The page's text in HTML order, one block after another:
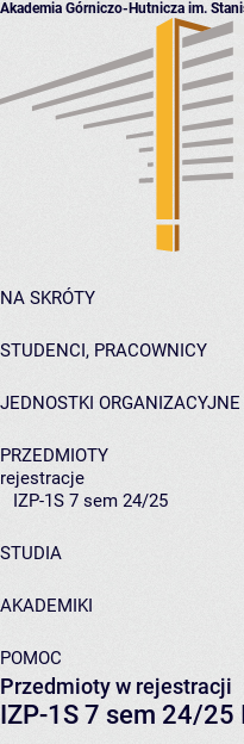
Akademia Górniczo-Hutnicza im.
NA SKRÓTY
STUDENCI, PRACOWNICY
JEDNOSTKI ORGANIZACYJNE
PRZEDMIOTY
rejestracje
IZP-1S 7 sem 24/25
STUDIA
AKADEMIKI
POMOC
Przedmioty w rejestracji
IZP-1S 7 sem 24/25